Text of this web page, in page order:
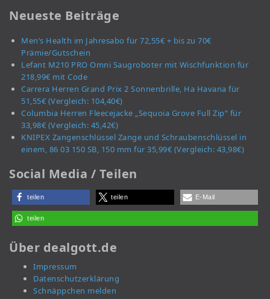
Neueste Beiträge
Men’s Health im Jahresabo für 72,55€ + bis zu 70€
Prämie/Gutschein
Lefant M210 PRO Omni Saugroboter mit Wischfunktion für
218,99€ mit Code
Carrera Herren Grand Prix 2 Sonnenbrille, Ha Havana für
51,55€ (Vergleich: 104,40€)
Columbia Herren Fleecejacke „Sequoia Grove Full Zip“ für
33,98€ (Vergleich: 45,42€)
KNIPEX Zangenschlüssel Zange und Schraubenschlüssel in
einem, 86 03 150 SB, 150 mm für 35,99€ (Vergleich: 43,98€)
Social Media / Teilen
teilen teilen E-Mail
teilen
Über dealgott.de
Impressum
Datenschutzerklärung
Schnäppchen melden